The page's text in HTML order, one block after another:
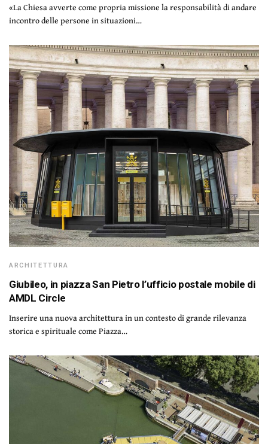
«La Chiesa avverte come propria missione la responsabilità di andare
incontro delle persone in situazioni…
ARCHITETTURA
Giubileo, in piazza San Pietro l’ufficio postale mobile di
AMDL Circle
Inserire una nuova architettura in un contesto di grande rilevanza
storica e spirituale come Piazza…